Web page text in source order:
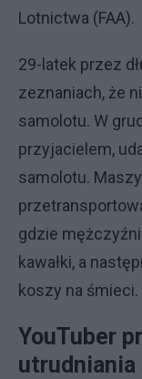
Lotnictwa (FAA).
29-latek przez
zeznaniach, że
samolotu. W
przyjacielem,
samolotu.
gdzie
kawałki, a
koszy na śmieci.
YouTuber